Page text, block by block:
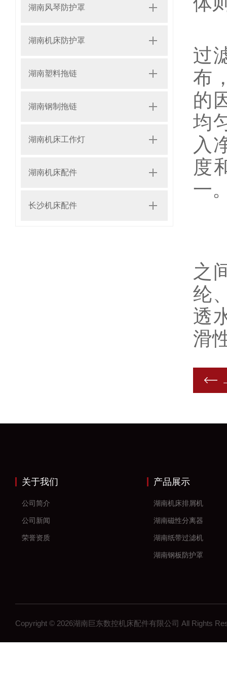
湖南风琴防护罩
湖南机床防护罩
湖南塑料拖链
湖南钢制拖链
湖南机床工作灯
湖南机床配件
长沙机床配件
过
布
的
均
入
度
一
之
纶
透
滑
关于我们
公司简介
公司新闻
荣誉资质
产品展示
湖南机床排屑机
湖南磁性分离器
湖南纸带过滤机
湖南钢板防护罩
湖南塑料拖链
湖南钢制拖链
湖南机床工作灯
Copyright © 2026湖南巨东数控机床配件有限公司 All Rights